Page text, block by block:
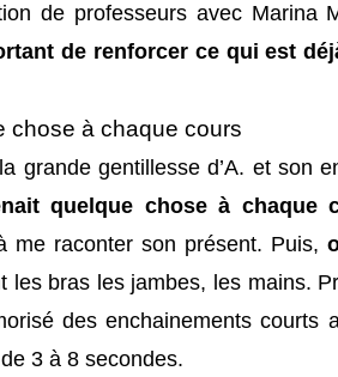
de professeurs avec Marina
de renforcer ce qui est
chose à chaque cours
grande gentillesse d’A. et son
quelque chose à chaque
me raconter son présent. Puis,
les bras les jambes, les mains.
des enchainements courts
3 à 8 secondes.